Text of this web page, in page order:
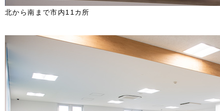
北から南まで市内11カ所